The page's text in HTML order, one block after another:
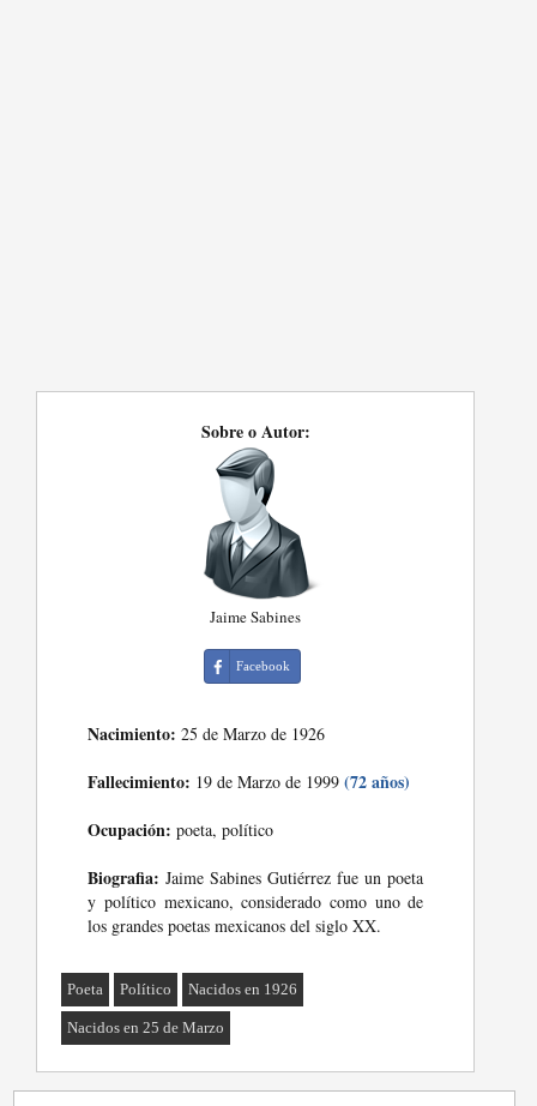
Sobre o Autor:
Jaime Sabines
Facebook
Nacimiento: 25 de Marzo de 1926
Fallecimiento: 19 de Marzo de 1999(72 años)
Ocupación: poeta, político
Biografia: Jaime Sabines Gutiérrez fue un poeta
y político mexicano, considerado como uno de
los grandes poetas mexicanos del siglo XX.
Poeta Político Nacidos en 1926
Nacidos en 25 de Marzo